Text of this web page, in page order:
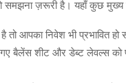
समझना ज़रूरी है। यहाँ कुछ मुख्य
तो आपका निवेश भी प्रभावित हो
बैलेंस शीट और डेब्ट लेवल्स को